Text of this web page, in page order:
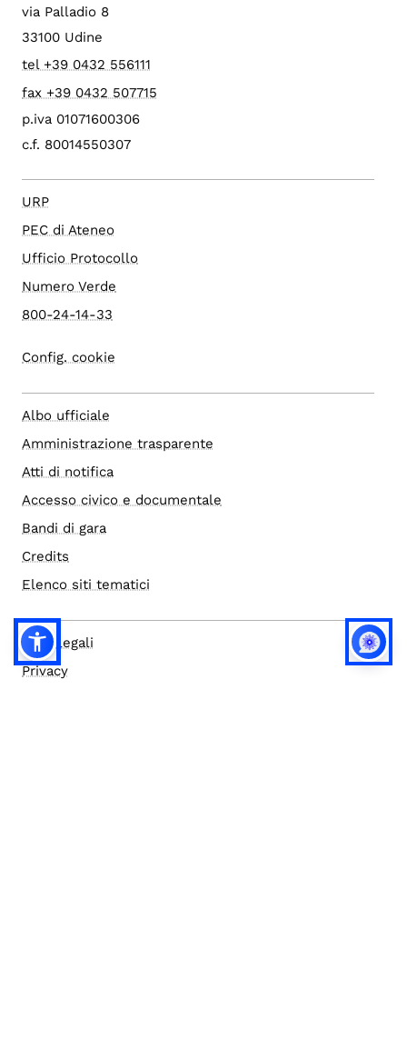
via Palladio 8
33100 Udine
tel +39 0432 556111
fax +39 0432 507715
p.iva 01071600306
c.f. 80014550307
URP
PEC di Ateneo
Ufficio Protocollo
Numero Verde
800-24-14-33
Config. cookie
Albo ufficiale
Amministrazione trasparente
Atti di notifica
Accesso civico e documentale
Bandi di gara
Credits
Elenco siti tematici
Note legali
Privacy